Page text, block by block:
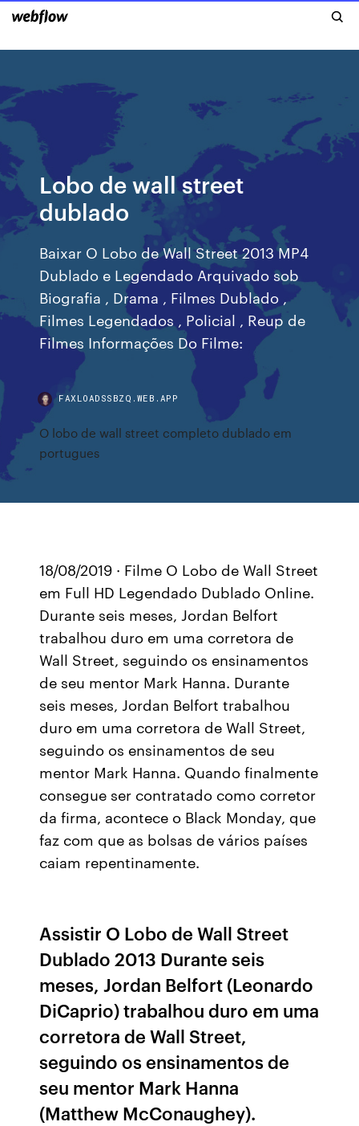
Lobo de wall street
dublado
Baixar O Lobo de Wall Street 2013 MP4
Dublado e Legendado Arquivado sob
Biografia , Drama , Filmes Dublado ,
Filmes Legendados , Policial , Reup de
Filmes Informações Do Filme:
FAXLOADSSBZQ.WEB.APP
O lobo de wall street completo dublado em
portugues
18/08/2019 · Filme O Lobo de Wall Street
em Full HD Legendado Dublado Online.
Durante seis meses, Jordan Belfort
trabalhou duro em uma corretora de
Wall Street, seguindo os ensinamentos
de seu mentor Mark Hanna. Durante
seis meses, Jordan Belfort trabalhou
duro em uma corretora de Wall Street,
seguindo os ensinamentos de seu
mentor Mark Hanna. Quando finalmente
consegue ser contratado como corretor
da firma, acontece o Black Monday, que
faz com que as bolsas de vários países
caiam repentinamente.
Assistir O Lobo de Wall Street
Dublado 2013 Durante seis
meses, Jordan Belfort (Leonardo
DiCaprio) trabalhou duro em uma
corretora de Wall Street,
seguindo os ensinamentos de
seu mentor Mark Hanna
(Matthew McConaughey).